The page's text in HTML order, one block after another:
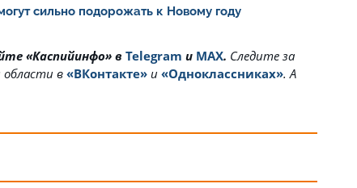
сильно подорожать к Новому году
«Каспийинфо» в Telegram и MAX. Cледите за
в «ВКонтакте» и «Одноклассниках». А